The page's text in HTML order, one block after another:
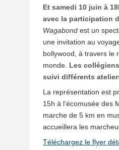
Et samedi 10 juin à
avec la participation
Wagabondest un
une invitation au
bollywood, à travers le
monde. Les
suivi différents
La représentation est
15h à l’écomusée des
marche de 5 km en
accueillera les
Téléchargez le flyer